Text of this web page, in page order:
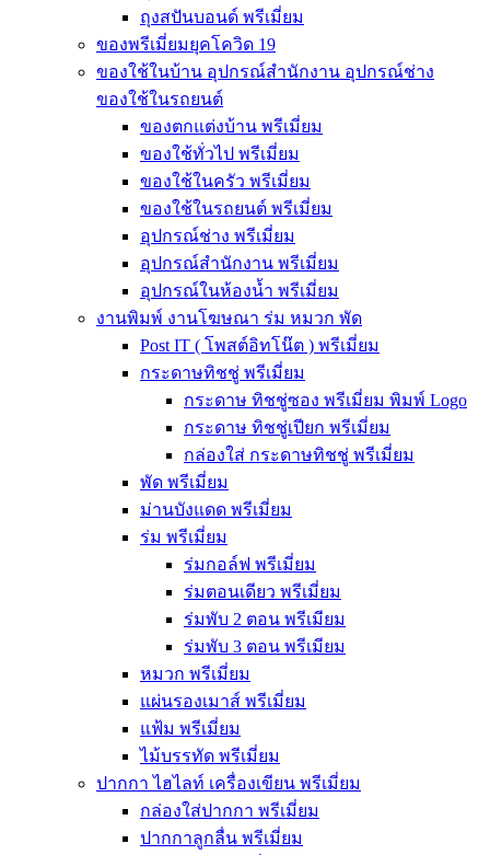
ถุงสปันบอนด์ พรีเมี่ยม
ของพรีเมี่ยมยุคโควิด 19
ของใช้ในบ้าน อุปกรณ์สำนักงาน อุปกรณ์ช่าง
ของใช้ในรถยนต์
ของตกแต่งบ้าน พรีเมี่ยม
ของใช้ทั่วไป พรีเมี่ยม
ของใช้ในครัว พรีเมี่ยม
ของใช้ในรถยนต์ พรีเมี่ยม
อุปกรณ์ช่าง พรีเมี่ยม
อุปกรณ์สำนักงาน พรีเมี่ยม
อุปกรณ์ในห้องน้ำ พรีเมี่ยม
งานพิมพ์ งานโฆษณา ร่ม หมวก พัด
Post IT ( โพสต์อิทโน๊ต ) พรีเมี่ยม
กระดาษทิชชู่ พรีเมี่ยม
กระดาษ ทิชชู่ซอง พรีเมี่ยม พิมพ์ Logo
กระดาษ ทิชชู่เปียก พรีเมี่ยม
กล่องใส่ กระดาษทิชชู่ พรีเมี่ยม
พัด พรีเมี่ยม
ม่านบังแดด พรีเมี่ยม
ร่ม พรีเมี่ยม
ร่มกอล์ฟ พรีเมี่ยม
ร่มตอนเดียว พรีเมี่ยม
ร่มพับ 2 ตอน พรีเมียม
ร่มพับ 3 ตอน พรีเมียม
หมวก พรีเมี่ยม
แผ่นรองเมาส์ พรีเมี่ยม
แฟ้ม พรีเมี่ยม
ไม้บรรทัด พรีเมี่ยม
ปากกา ไฮไลท์ เครื่องเขียน พรีเมี่ยม
กล่องใส่ปากกา พรีเมี่ยม
ปากกาลูกลื่น พรีเมี่ยม